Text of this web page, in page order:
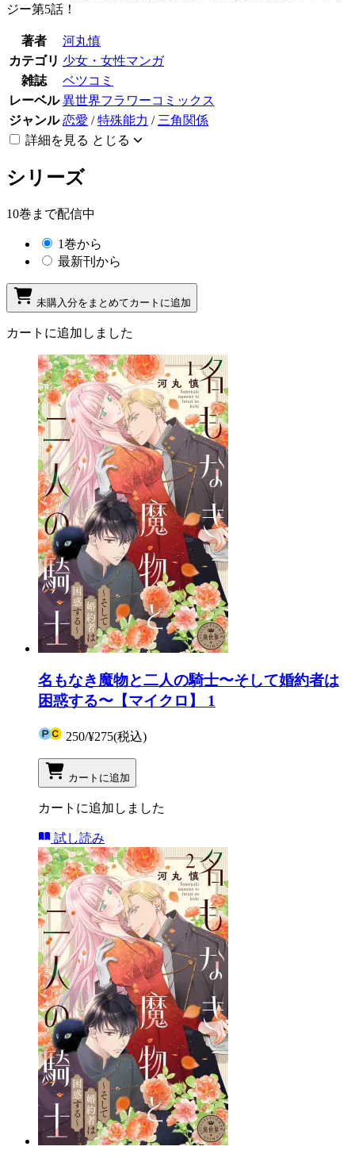
ジー第5話！
著者
河丸慎
カテゴリ 少女・女性マンガ
雑誌
ベツコミ
レーベル 異世界フラワーコミックス
ジャンル 恋愛 /特殊能力 / 三角関係
詳細を見る とじる
シリーズ
10巻まで配信中
1巻から
最新刊から
未購入分をまとめてカートに追加
カートに追加しました
名もなき魔物と二人の騎士〜そして婚約者は
困惑する〜【マイクロ】 1
250/¥275(税込)
カートに追加
カートに追加しました
試し読み